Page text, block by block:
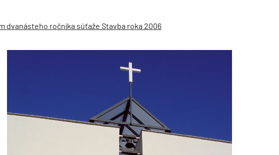
dvanásteho ročníka súťaže Stavba roka 2006